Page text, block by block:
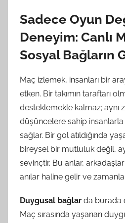
Sadece Oyun
Deneyim: Canlı
Sosyal Bağların
Maç izlemek, insanları bir
etken. Bir takımın taraftarı
desteklemekle kalmaz; aynı
düşüncelere sahip
sağlar. Bir gol atıldığında
bireysel bir mutluluk değil,
sevinçtir. Bu anlar,
anılar haline gelir ve
Duygusal bağlar da burada
Maç sırasında yaşanan